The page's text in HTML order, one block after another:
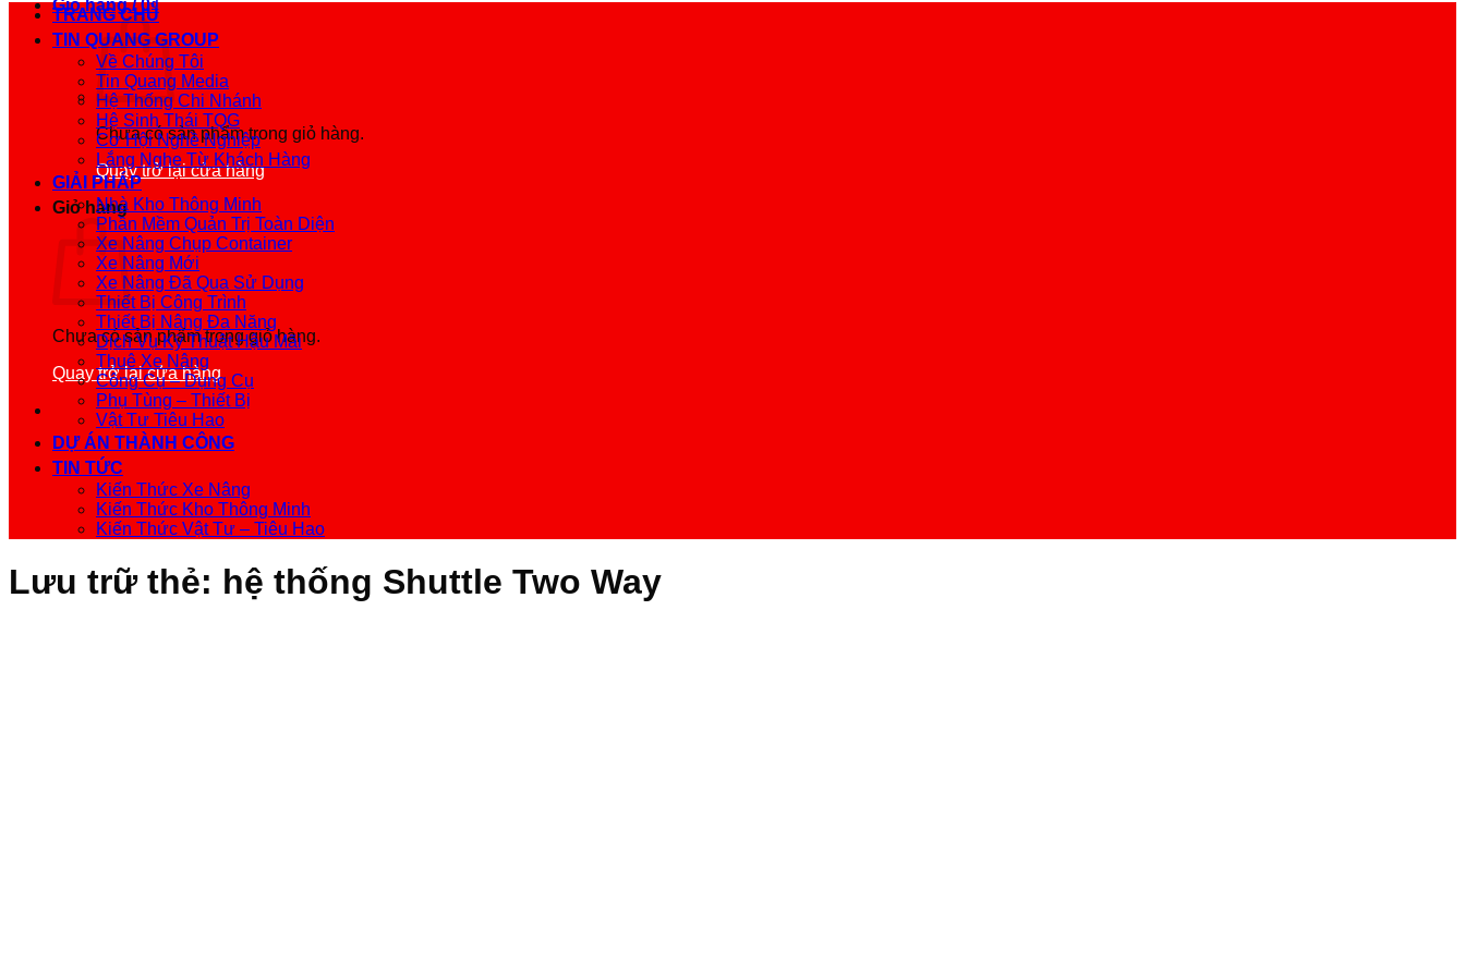
Giỏ hàng /0₫
Chưa có sản phẩm trong giỏ hàng.
Quay trở lại cửa hàng
Giỏ hàng
Chưa có sản phẩm trong giỏ hàng.
Quay trở lại cửa hàng
TRANG CHỦ
TIN QUANG GROUP
Về Chúng Tôi
Tin Quang Media
Hệ Thống Chi Nhánh
Hệ Sinh Thái TQG
Cơ Hội Nghề Nghiệp
Lắng Nghe Từ Khách Hàng
GIẢI PHÁP
Nhà Kho Thông Minh
Phần Mềm Quản Trị Toàn Diện
Xe Nâng Chụp Container
Xe Nâng Mới
Xe Nâng Đã Qua Sử Dụng
Thiết Bị Công Trình
Thiết Bị Nâng Đa Năng
Dịch Vụ Kỹ Thuật Hậu Mãi
Thuê Xe Nâng
Công Cụ – Dụng Cụ
Phụ Tùng – Thiết Bị
Vật Tư Tiêu Hao
DỰ ÁN THÀNH CÔNG
TIN TỨC
Kiến Thức Xe Nâng
Kiến Thức Kho Thông Minh
Kiến Thức Vật Tư – Tiêu Hao
Lưu trữ thẻ: hệ thống Shuttle Two Way